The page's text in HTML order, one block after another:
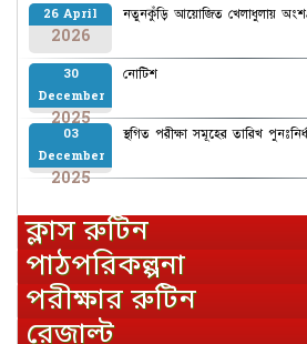
26 April
2026
নতুনকুঁড়ি আয়োজিত খেলাধুলায়
30
December
2025
নোটিশ
03
December
2025
স্থগিত পরীক্ষা সমূহের তারিখ
ক্লাস রুটিন
পাঠপরিকল্পনা
পরীক্ষার রুটিন
রেজাল্ট